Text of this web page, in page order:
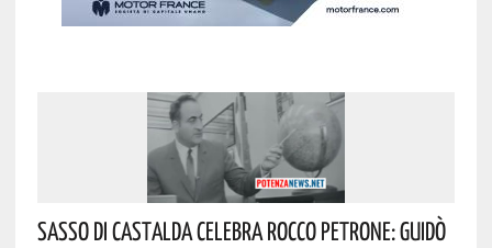
Sasso Di Castalda Celebra Rocco Petrone: Guidò